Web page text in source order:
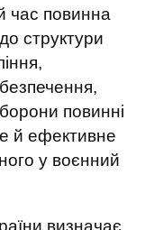
час повинна
структури
повинні
й ефективне
у воєнний
визначає